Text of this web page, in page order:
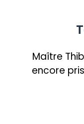
Maître
encore